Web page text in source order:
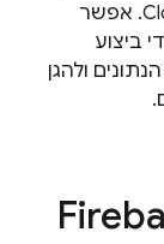
. אפשר
ביצוע
ולהגן